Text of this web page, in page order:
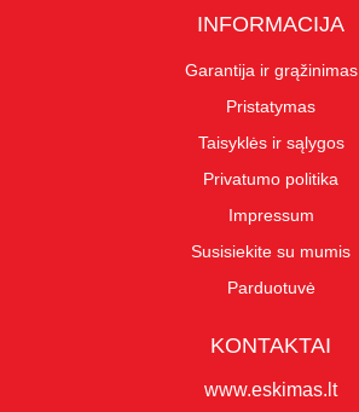
INFORMACIJA
Garantija ir grąžinimas
Pristatymas
Taisyklės ir sąlygos
Privatumo politika
Impressum
Susisiekite su mumis
Parduotuvė
KONTAKTAI
www.eskimas.lt